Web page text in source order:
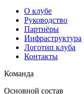
О клубе
Руководство
Партнёры
Инфраструктура
Логотип клуба
Контакты
Команда
Основной состав